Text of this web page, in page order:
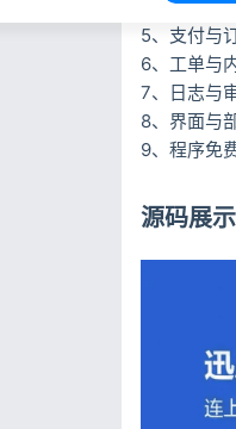
4、用户与
5、支付与
6、工单与
7、日志与
8、界面与
9、程序免
源码展示